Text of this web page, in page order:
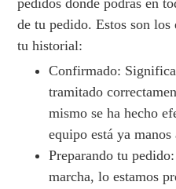
pedidos donde podrás en
de tu pedido. Estos son los
tu historial:
Confirmado:
tramitado
mismo se ha hecho
equipo está ya manos
Preparando tu
marcha, lo estamos